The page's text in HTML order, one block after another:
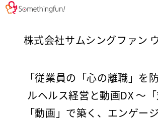
株式会社サムシングファン
「従業員の「心の離職」を
ルヘルス経営と動画DX 〜
「動画」で築く、エンゲー